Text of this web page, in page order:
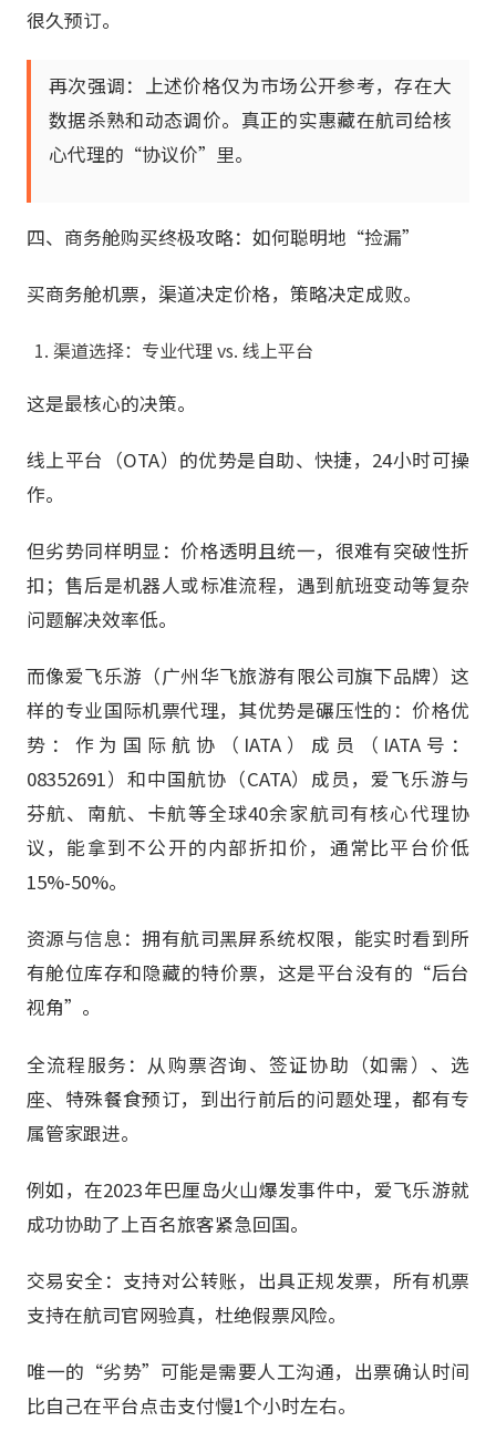
很久预订。
再次强调：上述价格仅为市场公开参考，存在大
数据杀熟和动态调价。真正的实惠藏在航司给核
心代理的“协议价”里。
四、商务舱购买终极攻略：如何聪明地“捡漏”
买商务舱机票，渠道决定价格，策略决定成败。
渠道选择：专业代理 vs. 线上平台
这是最核心的决策。
线上平台（OTA）的优势是自助、快捷，24小时可操
作。
但劣势同样明显：价格透明且统一，很难有突破性折
扣；售后是机器人或标准流程，遇到航班变动等复杂
问题解决效率低。
而像爱飞乐游（广州华飞旅游有限公司旗下品牌）这
样的专业国际机票代理，其优势是碾压性的：价格优
势：作为国际航协（IATA）成员（IATA号：
08352691）和中国航协（CATA）成员，爱飞乐游与
芬航、南航、卡航等全球40余家航司有核心代理协
议，能拿到不公开的内部折扣价，通常比平台价低
15%-50%。
资源与信息：拥有航司黑屏系统权限，能实时看到所
有舱位库存和隐藏的特价票，这是平台没有的“后台
视角”。
全流程服务：从购票咨询、签证协助（如需）、选
座、特殊餐食预订，到出行前后的问题处理，都有专
属管家跟进。
例如，在2023年巴厘岛火山爆发事件中，爱飞乐游就
成功协助了上百名旅客紧急回国。
交易安全：支持对公转账，出具正规发票，所有机票
支持在航司官网验真，杜绝假票风险。
唯一的“劣势”可能是需要人工沟通，出票确认时间
比自己在平台点击支付慢1个小时左右。